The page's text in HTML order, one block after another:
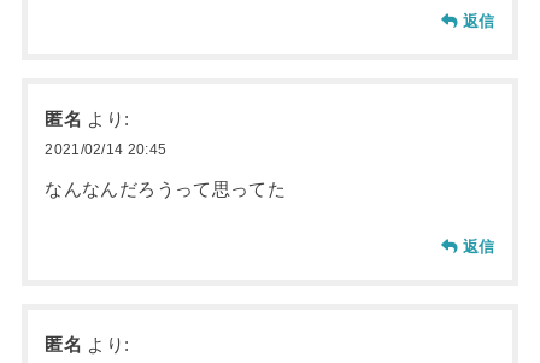
返信
匿名 より:
2021/02/14 20:45
なんなんだろうって思ってた
返信
匿名 より: